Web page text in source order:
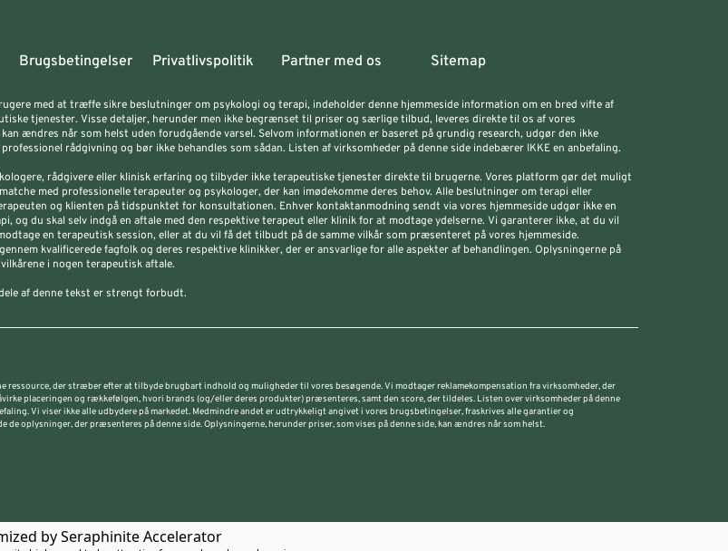
Brugsbetingelser Privatlivspolitik Partner med os Sitemap
med at træffe sikre beslutninger om psykologi og terapi, indeholder denne hjemmeside information om en bred vifte af
tjenester. Visse detaljer, herunder men ikke begrænset til priser og særlige tilbud, leveres direkte til os af vores
ændres når som helst uden forudgående varsel. Selvom informationen er baseret på grundig research, udgør den ikke
rådgivning og bør ikke behandles som sådan. Listen af virksomheder på denne side indebærer IKKE en anbefaling.
rådgivere eller klinisk erfaring og tilbyder ikke terapeutiske tjenester direkte til brugerne. Vores platform gør det muligt
med professionelle terapeuter og psykologer, der kan imødekomme deres behov. Alle beslutninger om terapi eller
og klienten på tidspunktet for konsultationen. Enhver kontaktanmodning sendt via vores hjemmeside udgør ikke en
og du skal selv indgå en aftale med den respektive terapeut eller klinik for at modtage ydelserne. Vi garanterer ikke, at du vil
en terapeutisk session, eller at du vil få det tilbudt på de samme vilkår som præsenteret på vores hjemmeside.
kvalificerede fagfolk og deres respektive klinikker, der er ansvarlige for alle aspekter af behandlingen. Oplysningerne på
i nogen terapeutisk aftale.
af denne tekst er strengt forbudt.
ressource, der stræber efter at tilbyde brugbart indhold og muligheder til vores besøgende. Vi modtager reklamekompensation fra virksomheder, der
placeringen og rækkefølgen, hvori brands (og/eller deres produkter) præsenteres, samt den score, der tildeles. Listen over virksomheder på denne
Vi viser ikke alle udbydere på markedet. Medmindre andet er udtrykkeligt angivet i vores brugsbetingelser, fraskrives alle garantier og
oplysninger, der præsenteres på denne side. Oplysningerne, herunder priser, som vises på denne side, kan ændres når som helst.
by Seraphinite Accelerator